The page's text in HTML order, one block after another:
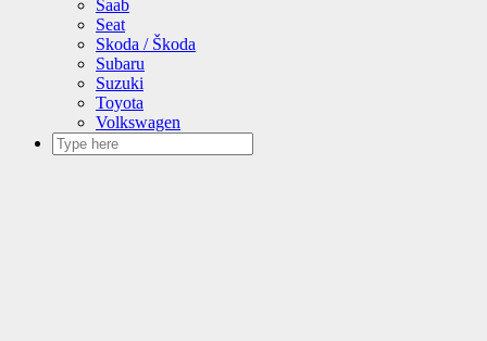
Saab
Seat
Skoda / Škoda
Subaru
Suzuki
Toyota
Volkswagen